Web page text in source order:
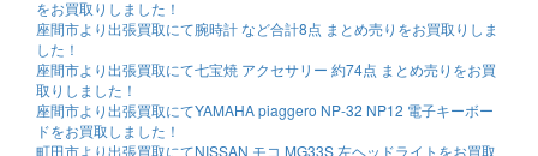
をお買取りしました！
座間市より出張買取にて腕時計 など合計8点 まとめ売りをお買取りしま
した！
座間市より出張買取にて七宝焼 アクセサリー 約74点 まとめ売りをお買
取りしました！
座間市より出張買取にてYAMAHA piaggero NP-32 NP12 電子キーボー
ドをお買取しました！
町田市より出張買取にてNISSAN モコ MG33S 左ヘッドライトをお買取